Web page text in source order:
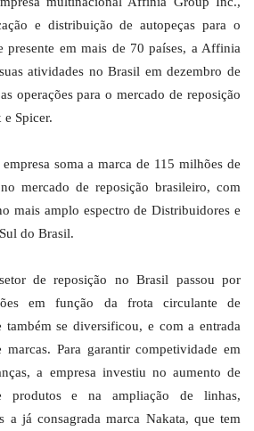
e distribuição de autopeças para o
presente em mais de 70 países, a Affinia
atividades no Brasil em dezembro de
operações para o mercado de reposição
e Spicer.
soma a marca de 115 milhões de
mercado de reposição brasileiro, com
mais amplo espectro de Distribuidores e
do Brasil.
de reposição no Brasil passou por
em função da frota circulante de
também se diversificou, e com a entrada
Para garantir competividade em
a empresa investiu no aumento de
e na ampliação de linhas,
a já consagrada marca Nakata, que tem